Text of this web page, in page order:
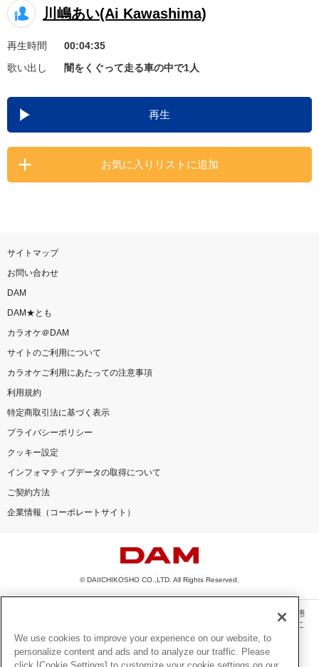
キャンペーン
お知らせ よくあるご質問
DAMの新曲・ランキングなど
カラオケ最新情報をチェック！
川嶋あい(Ai Kawashima)
再生時間
00:04:35
歌い出し
闇をくぐって走る車の中で1人
再生
お気に入りリストに追加
サイトマップ
お問い合わせ
DAM
DAM★とも
カラオケ＠DAM
サイトのご利用について
カラオケご利用にあたっての注意事項
利用規約
特定商取引法に基づく表示
プライバシーポリシー
クッキー設定
インフォマティブデータの取得について
ご契約方法
企業情報（コーポレートサイト）
© DAIICHIKOSHO CO.,LTD. All Rights Reserved.
このサイトに掲載されている一切の文章・画像・写真・動画・音声等を、手段や形態
を問わず、著作権法の定める範囲を超えて無断で複製、転載、ファイル化などするこ
とを禁じます。
楽曲及びコンテンツは、機種によりご利用いただけない場合があります。
We use cookies to improve your experience on our website, to
personalize content and ads and to analyze our traffic. Please